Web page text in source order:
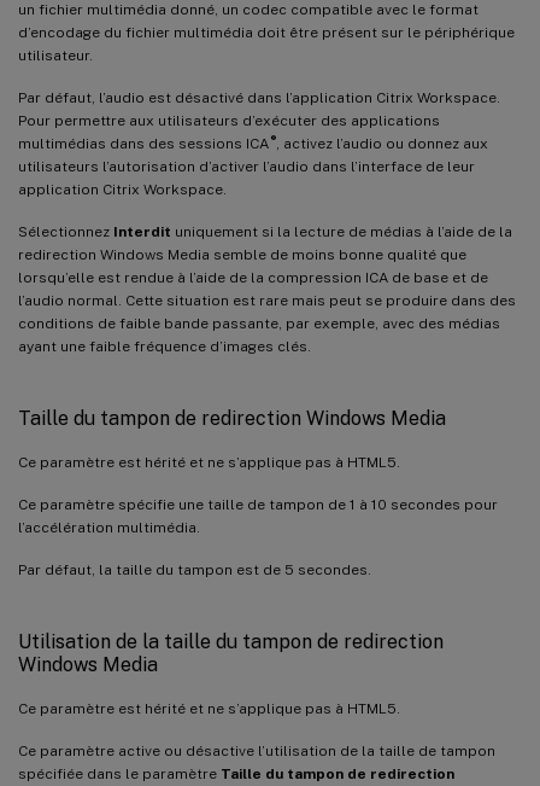
un fichier multimédia donné, un codec compatible avec le format
d’encodage du fichier multimédia doit être présent sur le périphérique
utilisateur.
Par défaut, l’audio est désactivé dans l’application Citrix Workspace.
Pour permettre aux utilisateurs d’exécuter des applications
multimédias dans des sessions ICA ®, activez l’audio ou donnez aux
utilisateurs l’autorisation d’activer l’audio dans l’interface de leur
application Citrix Workspace.
Sélectionnez Interdit uniquement si la lecture de médias à l’aide de la
redirection Windows Media semble de moins bonne qualité que
lorsqu’elle est rendue à l’aide de la compression ICA de base et de
l’audio normal. Cette situation est rare mais peut se produire dans des
conditions de faible bande passante, par exemple, avec des médias
ayant une faible fréquence d’images clés.
Taille du tampon de redirection Windows Media
Ce paramètre est hérité et ne s’applique pas à HTML5.
Ce paramètre spécifie une taille de tampon de 1 à 10 secondes pour
l’accélération multimédia.
Par défaut, la taille du tampon est de 5 secondes.
Utilisation de la taille du tampon de redirection
Windows Media
Ce paramètre est hérité et ne s’applique pas à HTML5.
Ce paramètre active ou désactive l’utilisation de la taille de tampon
spécifiée dans le paramètre Taille du tampon de redirection